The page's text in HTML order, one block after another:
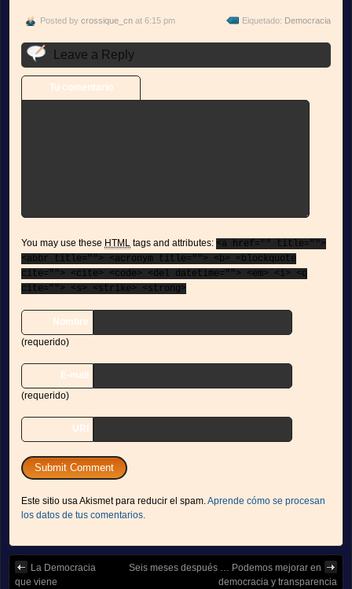
Posted by crossique_cn at 6:15 pm Eiquetado: Democracia
Leave a Reply
Tu comentario
You may use these HTML tags and attributes: <a href="" title="">
<abbr title=""> <acronym title=""> <b> <blockquote
cite=""> <cite> <code> <del datetime=""> <em> <i> <q
cite=""> <s> <strike> <strong>
Nombre
(requerido)
E-mail
(requerido)
URI
Este sitio usa Akismet para reducir el spam.Aprende cómo se procesan
los datos de tus comentarios.
La Democracia
que viene
Seis meses después … Podemos mejorar en
democracia y transparencia